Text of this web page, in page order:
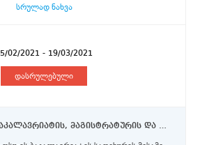
სრულად ნახვა
02/2021 - 19/03/2021
დასრულებული
კონკურსი თსუ-ის ბაკალავრიატის, მაგისტრატურის და დოქტორანტურის საფეხურის სტუდენტებისთვის ევროკომისიის მიერ დაფინანსებული ერაზმუს+ პროგრამის სტიპენდიების მოსაპოვებლად რომის საპიენცას უნივერსიტეტში